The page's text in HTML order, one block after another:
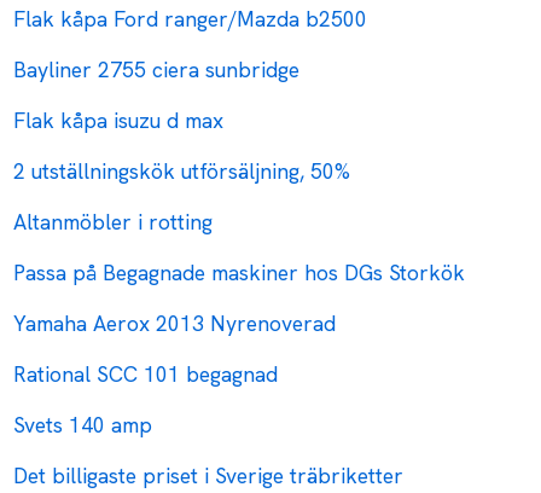
Flak kåpa Ford ranger/Mazda b2500
Bayliner 2755 ciera sunbridge
Flak kåpa isuzu d max
2 utställningskök utförsäljning, 50%
Altanmöbler i rotting
Passa på Begagnade maskiner hos DGs Storkök
Yamaha Aerox 2013 Nyrenoverad
Rational SCC 101 begagnad
Svets 140 amp
Det billigaste priset i Sverige träbriketter